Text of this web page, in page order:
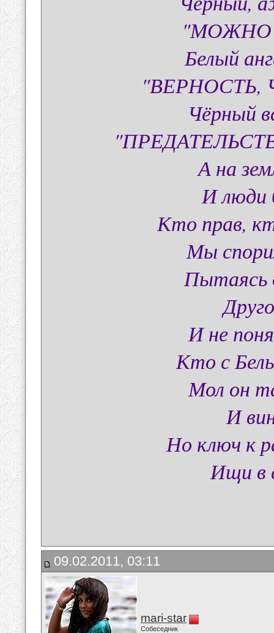
"МОЖНО
Белый
"ВЕРНОСТЬ,
Чёрный
А на
И люди
Кто прав,
Мы
Пытаясь
И не
Кто с
Мол он
И
Но ключ к
Ищи в
09.02.2011, 03:11
mari-star
Собеседник